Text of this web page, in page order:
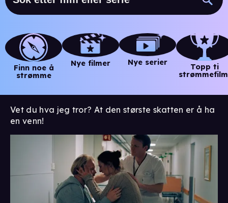
Finn noe å
strømme
Nye filmer Nye serier
Topp ti
Vet du hva jeg tror? At den største skatten er å ha
en venn!